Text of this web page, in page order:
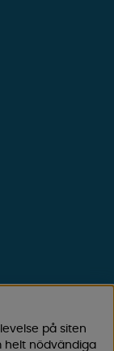
på siten
helt nödvändiga